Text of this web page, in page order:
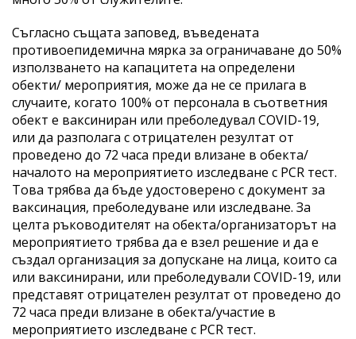
Съгласно същата заповед, въведената
противоепидемична мярка за ограничаване до 50%
използването на капацитета на определени
обекти/ мероприятия, може да не се прилага в
случаите, когато 100% от персонала в съответния
обект е ваксиниран или преболедувал COVID-19,
или да разполага с отрицателен резултат от
проведено до 72 часа преди влизане в обекта/
началото на мероприятието изследване с PCR тест.
Това трябва да бъде удостоверено с документ за
ваксинация, преболедуване или изследване. За
целта ръководителят на обекта/организаторът на
мероприятието трябва да е взел решение и да е
създал организация за допускане на лица, които са
или ваксинирани, или преболедували COVID-19, или
представят отрицателен резултат от проведено до
72 часа преди влизане в обекта/участие в
мероприятието изследване с PCR тест.